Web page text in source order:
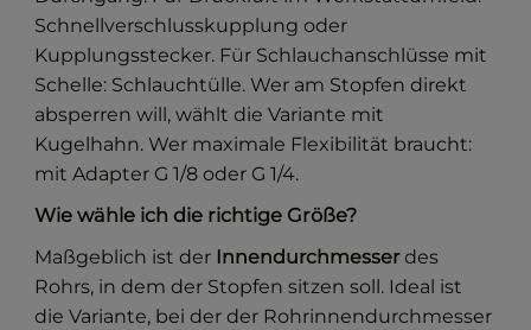
Schnellverschlusskupplung oder
Kupplungsstecker. Für Schlauchanschlüsse mit
Schelle: Schlauchtülle. Wer am Stopfen direkt
absperren will, wählt die Variante mit
Kugelhahn. Wer maximale Flexibilität braucht:
mit Adapter G 1/8 oder G 1/4.
Wie wähle ich die richtige Größe?
Maßgeblich ist der Innendurchmesserdes
Rohrs, in dem der Stopfen sitzen soll. Ideal ist
die Variante, bei der der Rohrinnendurchmesser